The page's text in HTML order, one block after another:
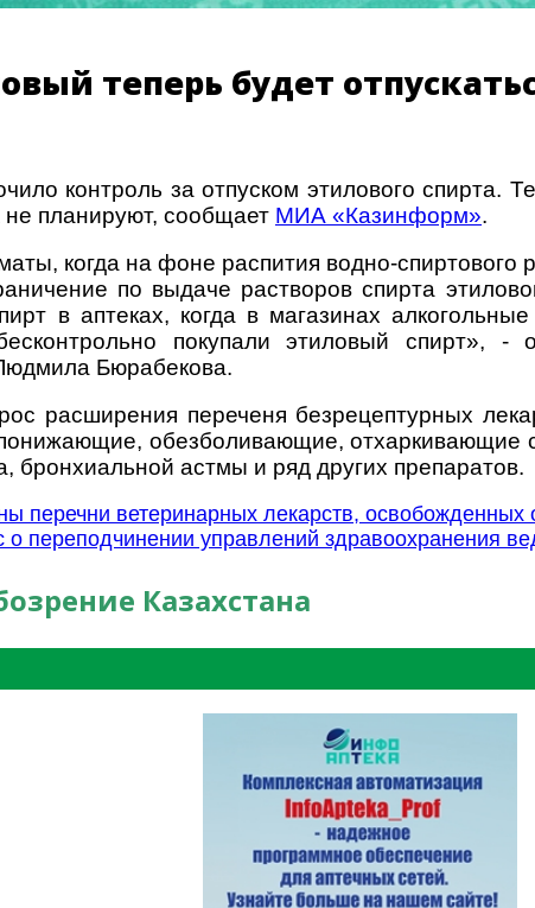
теперь будет
контроль за отпуском этилового спирта.
не планируют, сообщает МИА «Казинформ».
когда на фоне распития водно-
по выдаче растворов спирта
в аптеках, когда в магазинах
покупали этиловый спирт», -
Бюрабекова.
расширения переченя безрецептурных
обезболивающие, отхаркивающие
бронхиальной астмы и ряд других препаратов.
перечни ветеринарных лекарств, освобожденных
переподчинении управлений здравоохранения
Казахстана